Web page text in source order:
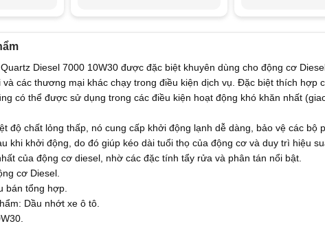
Diesel 7000 10W30 được đặc biệt khuyên dùng cho động cơ
và các thương mại khác chạy trong điều kiện dịch vụ. Đặc biệt thích hợp
có thể được sử dụng trong các điều kiện hoạt động khó khăn nhất
độ chất lỏng thấp, nó cung cấp khởi động lạnh dễ dàng, bảo vệ các bộ
khi khởi động, do đó giúp kéo dài tuổi thọ của động cơ và duy trì hiệu
của động cơ diesel, nhờ các đặc tính tẩy rửa và phân tán nổi bật.
cơ Diesel.
bán tổng hợp.
Dầu nhớt xe ô tô.